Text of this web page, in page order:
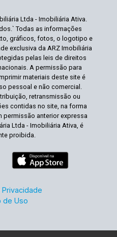
Ltda - Imobiliária Ativa.
Todas as informações
gráficos, fotos, o logotipo e
exclusiva da ARZ Imobiliária
pelas leis de direitos
A permissão para
materiais deste site é
pessoal e não comercial.
retransmissão ou
contidas no site, na forma
permissão anterior expressa
Ltda - Imobiliária Ativa, é
proibida.
de Uso